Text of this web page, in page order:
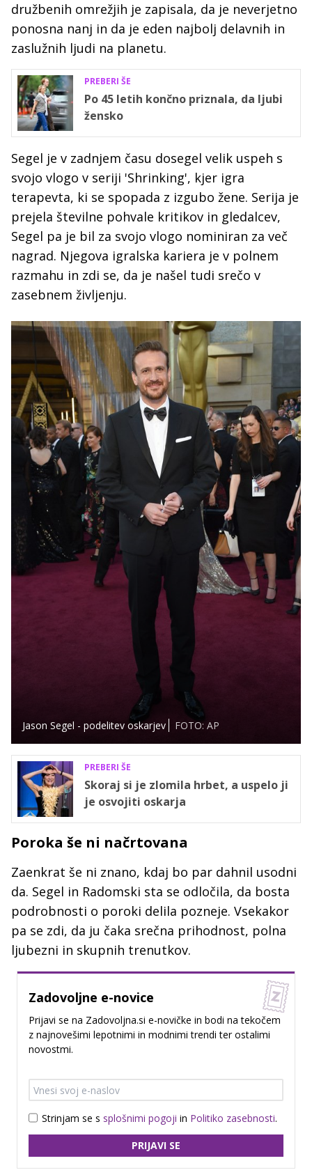
družbenih omrežjih je zapisala, da je neverjetno
ponosna nanj in da je eden najbolj delavnih in
zaslužnih ljudi na planetu.
PREBERI ŠE
Po 45 letih končno priznala, da ljubi
žensko
Segel je v zadnjem času dosegel velik uspeh s
svojo vlogo v seriji 'Shrinking', kjer igra
terapevta, ki se spopada z izgubo žene. Serija je
prejela številne pohvale kritikov in gledalcev,
Segel pa je bil za svojo vlogo nominiran za več
nagrad. Njegova igralska kariera je v polnem
razmahu in zdi se, da je našel tudi srečo v
zasebnem življenju.
Jason Segel - podelitev oskarjev FOTO: AP
PREBERI ŠE
Skoraj si je zlomila hrbet, a uspelo ji
je osvojiti oskarja
Poroka še ni načrtovana
Zaenkrat še ni znano, kdaj bo par dahnil usodni
da. Segel in Radomski sta se odločila, da bosta
podrobnosti o poroki delila pozneje. Vsekakor
pa se zdi, da ju čaka srečna prihodnost, polna
ljubezni in skupnih trenutkov.
Zadovoljne e-novice
Prijavi se na Zadovoljna.si e-novičke in bodi na tekočem
z najnovešimi lepotnimi in modnimi trendi ter ostalimi
novostmi.
Strinjam se s splošnimi pogoji in Politiko zasebnosti.
PRIJAVI SE